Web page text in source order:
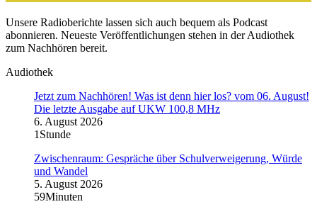
Unsere Radioberichte lassen sich auch bequem als Podcast
abonnieren. Neueste Veröffentlichungen stehen in der Audiothek
zum Nachhören bereit.
Audiothek
Jetzt zum Nachhören! Was ist denn hier los? vom 06. August!
Die letzte Ausgabe auf UKW 100,8 MHz
6. August 2026
1Stunde
Zwischenraum: Gespräche über Schulverweigerung, Würde
und Wandel
5. August 2026
59Minuten